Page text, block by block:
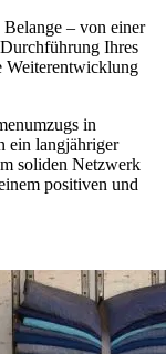
– von einer
Ihres
Weiterentwicklung
in
ein langjähriger
soliden Netzwerk
positiven und